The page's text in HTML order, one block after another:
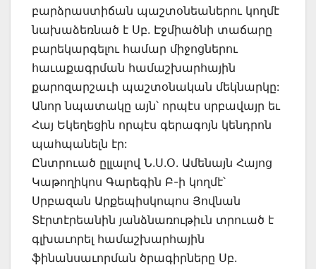
բարձրաստիճան պաշտօնեաներու կողմէ
նախաձեռնած է Սբ. Էջմիածնի տաճարը
բարեկարգելու համար միջոցներու
հաւաքագրման համաշխարհային
քարոզարշաւի պաշտօնական մեկնարկը:
Անոր նպատակը այն՝ որպէս սրբավայր եւ
Հայ Եկեղեցին որպէս գերագոյն կենդրոն
պահպանելն էր:
Ընտրուած ըլլալով Ն.Ս.Օ. Ամենայն Հայոց
Կաթողիկոս Գարեգին Բ-ի կողմէ՝
Սրբազան Արքեպիսկոպոս Յովնան
Տէրտէրեանին յանձնառութիւն տրուած է
գլխաւորել համաշխարհային
ֆինանսաւորման ծրագիրները Սբ.